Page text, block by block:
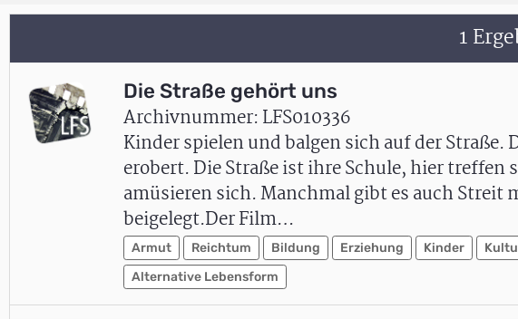
1
Die Straße gehört uns
Archivnummer: LFS010336
Kinder spielen und balgen sich auf der
erobert. Die Straße ist ihre Schule, hier
amüsieren sich. Manchmal gibt es auch Streit
beigelegt.Der Film…
Armut Reichtum Bildung Erziehung Kinder
Alternative Lebensform